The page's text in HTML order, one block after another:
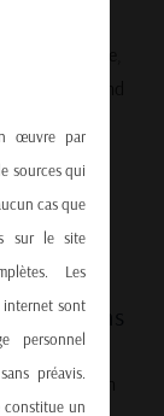
Switzerland
Oil:
Still Wins
its 17th
œuvre par
sources qui
cas que
sur le site
Les
internet sont
personnel
préavis.
constitue un